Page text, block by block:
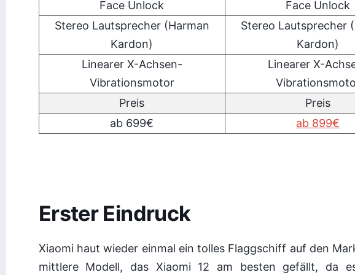
Face Unlock
Face Unlock
Stereo Lautsprecher (Harman
Kardon)
Stereo Lautsprecher
Kardon)
Linearer X-Achsen-
Vibrationsmotor
Linearer X-
Preis
Preis
ab 699€
ab 899€
Erster Eindruck
Xiaomi haut wieder einmal ein tolles Flaggschiff auf den
mittlere Modell, das Xiaomi 12 am besten gefällt, da